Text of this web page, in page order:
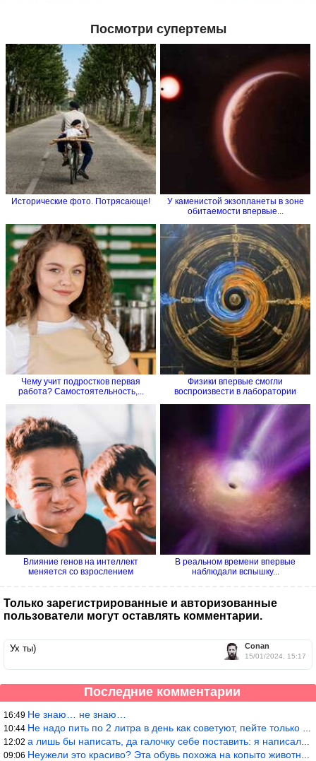
Посмотри супертемы
Исторические фото. Потрясающе!
У каменистой экзопланеты в зоне
обитаемости впервые...
Чему учит подростков первая
работа? Самостоятельность,...
Физики впервые смогли
воспроизвести в лаборатории
Влияние генов на интеллект
меняется со взрослением
В реальном времени впервые
наблюдали вспышку...
Только зарегистрированные и авторизованные
пользователи могут оставлять комментарии.
Conan
15/01/2024, 15:17
Ух ты)
Последние комментарии
16:49 Не знаю… не знаю…
10:44 Не надо пить по 2 литра в день как советуют, пейте только когда
12:02 а лишь бы написать, да галочку себе поставить: я написала статью
09:06 Неужели это красиво? Эта обувь похожа на копыто животного, не хв